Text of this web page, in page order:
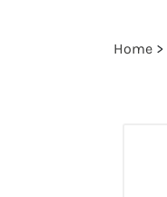
Home >